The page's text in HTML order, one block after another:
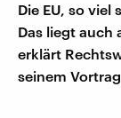
Die EU, so
Das liegt auch
erklärt
seinem